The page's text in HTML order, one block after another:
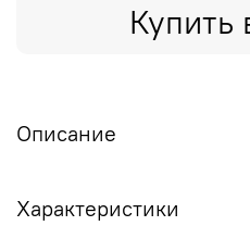
Купить
Описание
Характеристики